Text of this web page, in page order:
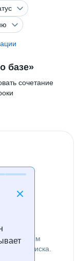
базе»
сочетание
заданным
поиска.